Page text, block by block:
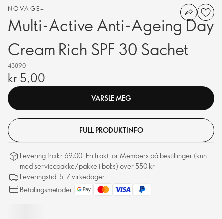
NOVAGE+
Multi-Active Anti-Ageing Day
Cream Rich SPF 30 Sachet
43890
kr 5,00
VARSLE MEG
FULL PRODUKTINFO
Levering fra kr 69,00. Fri frakt for Members på bestillinger (kun
med servicepakke/pakke i boks) over 550 kr
Leveringstid: 5-7 virkedager
Betalingsmetoder: